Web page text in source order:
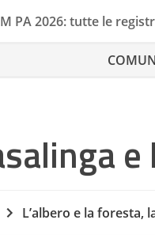
PA 2026: tutte le
L’albero e la foresta,